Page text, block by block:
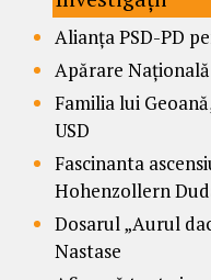
Alianța PSD-PD
Apărare
Familia lui
USD
Fascinanta
Hohenzollern
Dosarul „Aurul
Nastase